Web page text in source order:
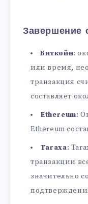
Завершение
Биткойн:
или время,
транзакция
составляет
Ethereum:
Ethereum
Taraxa:
транзакции
значительно